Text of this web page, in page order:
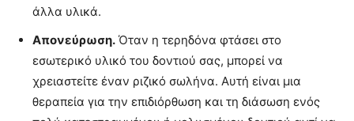
άλλα υλικά.
Απονεύρωση. Όταν η τερηδόνα φτάσει στο
εσωτερικό υλικό του δοντιού σας, μπορεί να
χρειαστείτε έναν ριζικό σωλήνα. Αυτή είναι μια
θεραπεία για την επιδιόρθωση και τη διάσωση ενός